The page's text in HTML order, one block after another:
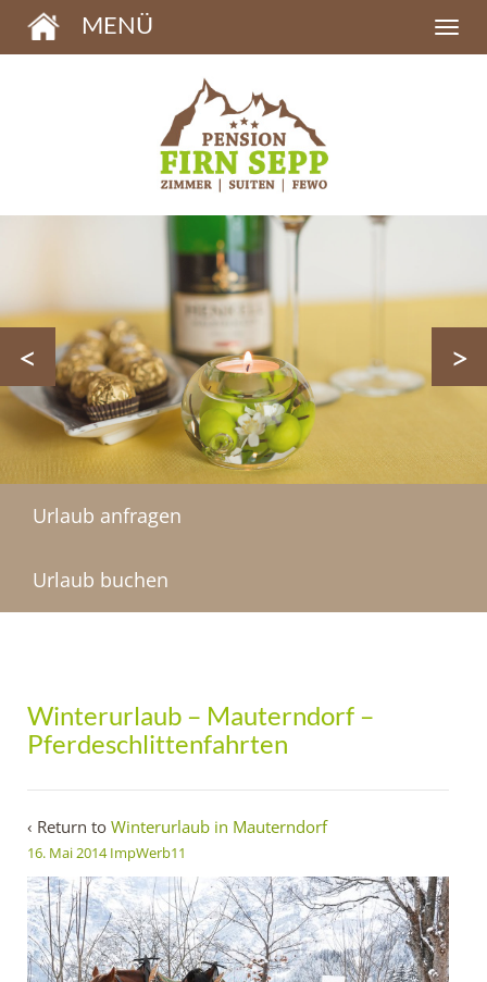
MENÜ
< >
Urlaub anfragen
Urlaub buchen
Winterurlaub – Mauterndorf –
Pferdeschlittenfahrten
‹ Return to Winterurlaub in Mauterndorf
16. Mai 2014 ImpWerb11